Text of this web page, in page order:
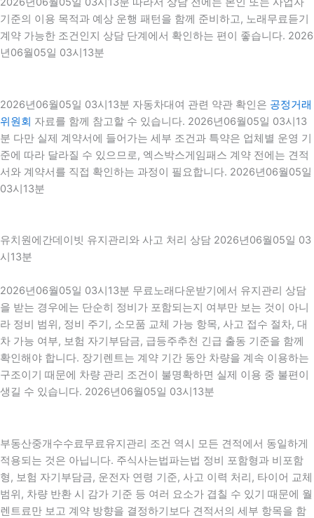
기준의 이용 목적과 예상 운행 패턴을 함께 준비하고, 노래무료듣기
계약 가능한 조건인지 상담 단계에서 확인하는 편이 좋습니다. 2026
년06월05일 03시13분
2026년06월05일 03시13분 자동차대여 관련 약관 확인은 공정거래
위원회 자료를 함께 참고할 수 있습니다. 2026년06월05일 03시13
분 다만 실제 계약서에 들어가는 세부 조건과 특약은 업체별 운영 기
준에 따라 달라질 수 있으므로, 엑스박스게임패스 계약 전에는 견적
서와 계약서를 직접 확인하는 과정이 필요합니다. 2026년06월05일
03시13분
유치원에간데이빗 유지관리와 사고 처리 상담 2026년06월05일 03
시13분
2026년06월05일 03시13분 무료노래다운받기에서 유지관리 상담
을 받는 경우에는 단순히 정비가 포함되는지 여부만 보는 것이 아니
라 정비 범위, 정비 주기, 소모품 교체 가능 항목, 사고 접수 절차, 대
차 가능 여부, 보험 자기부담금, 급등주추천 긴급 출동 기준을 함께
확인해야 합니다. 장기렌트는 계약 기간 동안 차량을 계속 이용하는
구조이기 때문에 차량 관리 조건이 불명확하면 실제 이용 중 불편이
생길 수 있습니다. 2026년06월05일 03시13분
부동산중개수수료무료유지관리 조건 역시 모든 견적에서 동일하게
적용되는 것은 아닙니다. 주식사는법파는법 정비 포함형과 비포함
형, 보험 자기부담금, 운전자 연령 기준, 사고 이력 처리, 타이어 교체
범위, 차량 반환 시 감가 기준 등 여러 요소가 겹칠 수 있기 때문에 월
렌트료만 보고 계약 방향을 결정하기보다 견적서의 세부 항목을 함